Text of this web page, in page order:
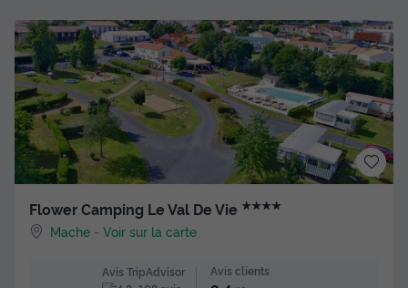
Flower Camping Le Val De Vie ★★★★
Mache -Voir sur la carte
Avis TripAdvisor
Avis clients